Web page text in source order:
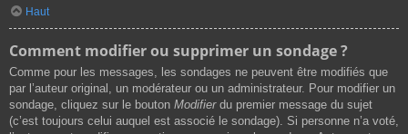
Haut
Comment modifier ou supprimer un sondage ?
Comme pour les messages, les sondages ne peuvent être modifiés que
par l’auteur original, un modérateur ou un administrateur. Pour modifier un
sondage, cliquez sur le bouton Modifierdu premier message du sujet
(c’est toujours celui auquel est associé le sondage). Si personne n’a voté,